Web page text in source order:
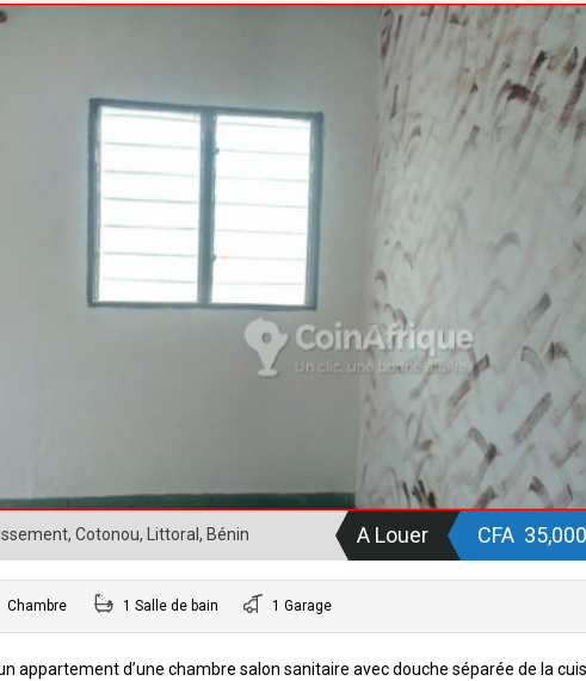
Cotonou, Littoral, Bénin A Louer CFA
Chambre 1 Salle de bain 1 Garage
appartement d’une chambre salon sanitaire avec douche séparée de la